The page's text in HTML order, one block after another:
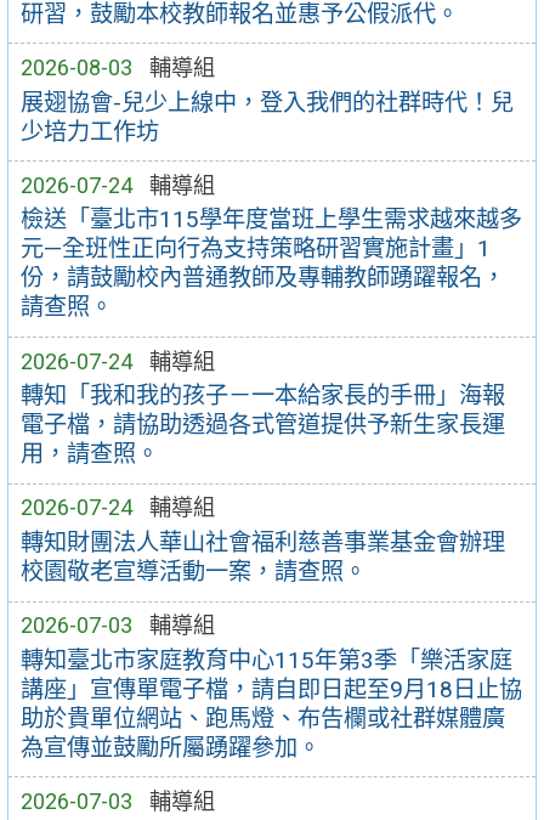
研習，鼓勵本校教師報名並惠予公假派代。
2026-08-03 輔導組
展翅協會-兒少上線中，登入我們的社群時代！兒
少培力工作坊
2026-07-24 輔導組
檢送「臺北市115學年度當班上學生需求越來越多
元—全班性正向行為支持策略研習實施計畫」1
份，請鼓勵校內普通教師及專輔教師踴躍報名，
請查照。
2026-07-24 輔導組
轉知「我和我的孩子－一本給家長的手冊」海報
電子檔，請協助透過各式管道提供予新生家長運
用，請查照。
2026-07-24 輔導組
轉知財團法人華山社會福利慈善事業基金會辦理
校園敬老宣導活動一案，請查照。
2026-07-03 輔導組
轉知臺北市家庭教育中心115年第3季「樂活家庭
講座」宣傳單電子檔，請自即日起至9月18日止協
助於貴單位網站、跑馬燈、布告欄或社群媒體廣
為宣傳並鼓勵所屬踴躍參加。
2026-07-03 輔導組